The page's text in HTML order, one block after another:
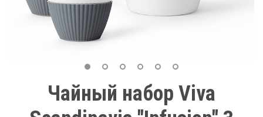
Чайный набор Viva